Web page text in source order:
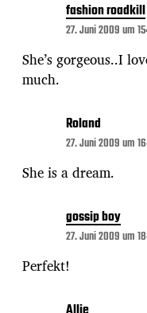
fashion roadkill
27. Juni 2009 um
She’s gorgeous..I
much.
Roland
27. Juni 2009 um
She is a dream.
gossip boy
27. Juni 2009 um
Perfekt!